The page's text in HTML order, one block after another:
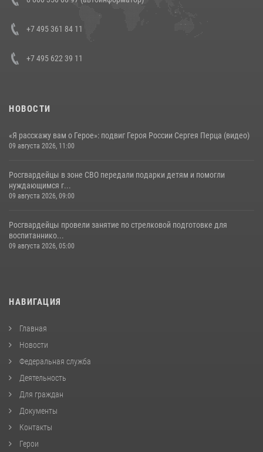
генерала армии Виктора Золотова с заместителем полномочного
представителя Президента Российской Федерации в Северо-
Кавказском федеральном округе Виталием Кузнецовым
+7 495 361 84 11
+7 495 622 39 11
НОВОСТИ
«Я расскажу вам о Герое»: подвиг Героя России Сергея Перца (видео)
09 августа 2026, 11:00
Росгвардейцы в зоне СВО передали подарки детям и помогли
нуждающимся г...
09 августа 2026, 09:00
Росгвардейцы провели занятие по стрелковой подготовке для
воспитаннико...
09 августа 2026, 05:00
НАВИГАЦИЯ
Главная
Новости
Федеральная служба
Деятельность
Для граждан
Документы
Контакты
Герои